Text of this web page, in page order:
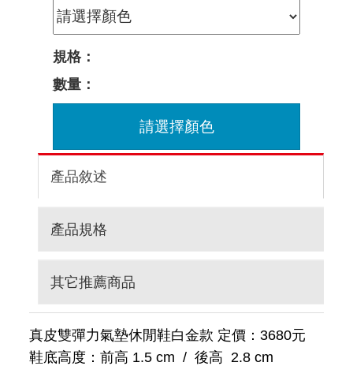
規格：
數量：
請選擇顏色
產品敘述
產品規格
其它推薦商品
真皮雙彈力氣墊休閒鞋白金款 定價：3680元
鞋底高度：前高 1.5 cm / 後高 2.8 cm